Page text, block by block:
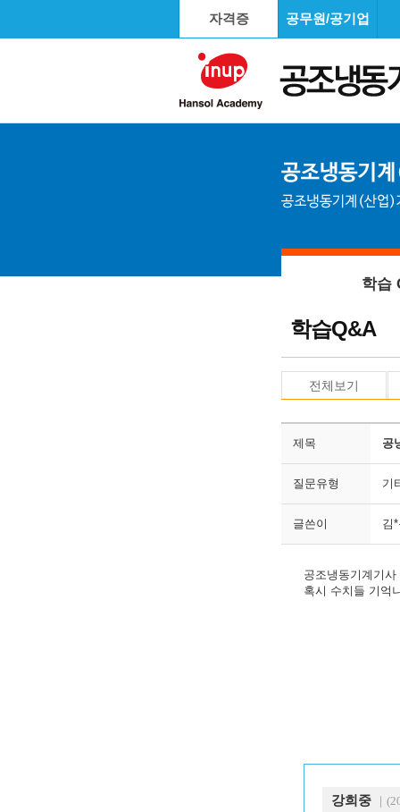
자격증 공무원/공기업
학습
학습Q&A
전체보기
제목 공
질문유형 기
글쓴이 김
공조냉동기계기
혹시 수치들 기억
강희중 ｜